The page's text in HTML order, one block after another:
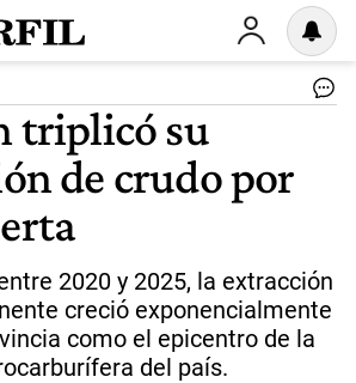
triplicó su
de crudo por
2020 y 2025, la extracción
creció exponencialmente
como el epicentro de la
del país.